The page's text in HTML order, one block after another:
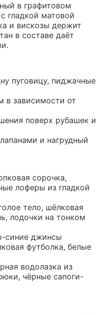
в графитовом
гладкой матовой
и вискозы держит
в составе даёт
пуговицу, пиджачные
в зависимости от
поверх рубашек и
и нагрудный
сорочка,
лоферы из гладкой
тело, шёлковая
лодочки на тонком
синие джинсы
футболка, белые
водолазка из
чёрные сапоги-